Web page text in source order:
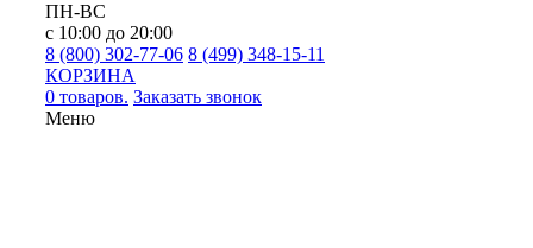
ПН-ВС
с 10:00 до 20:00
8 (800) 302-77-06 8 (499) 348-15-11
КОРЗИНА
0 товаров. Заказать звонок
Меню